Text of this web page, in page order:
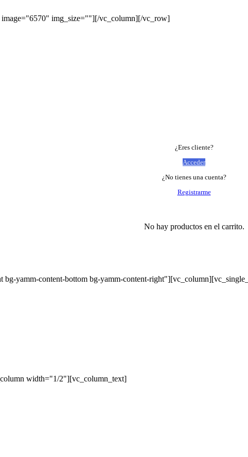
image="6570" img_size=""][/vc_column][/vc_row]
¿Eres cliente?
Acceder
¿No tienes una cuenta?
Registrarme
No hay productos en el carrito.
bg-yamm-content-bottom bg-yamm-content-
width="1/2"][vc_column_text]